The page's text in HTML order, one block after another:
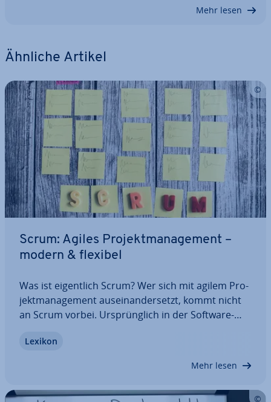
Mehr lesen
Ähnliche Artikel
Scrum: Agiles Pro­jekt­ma­nage­ment –
modern & flexibel
Was ist ei­gent­lich Scrum? Wer sich mit agilem Pro­
jekt­ma­nage­ment aus­ein­an­der­setzt, kommt nicht
an Scrum vorbei. Ur­sprüng­lich in der Software-
in vielen anderen Bereichen zu Hause. Fans des
Lexikon
Mehr lesen